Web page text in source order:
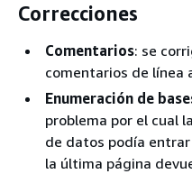
Correcciones
Comentarios: se
comentarios de línea
Enumeración de
problema por el cual
de datos podía
la última página